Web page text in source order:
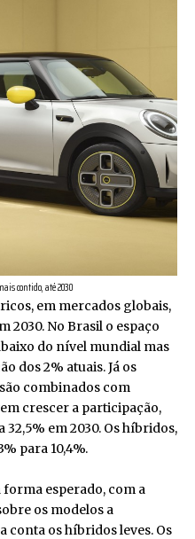
contido, até 2030
em mercados globais,
2030. No Brasil o espaço
do nível mundial mas
dos 2% atuais. Já os
combinados com
crescer a participação,
32,5% em 2030. Os híbridos,
para 10,4%.
esperado, com a
os modelos a
conta os híbridos leves. Os